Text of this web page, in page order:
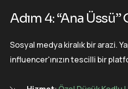
Adım 4: “Ana
Sosyal medya kiralık bir arazi.
influencer'ınızın tescilli bir